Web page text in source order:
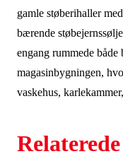
gamle støberihaller
bærende
engang rummede
magasinbygningen,
vaskehus,